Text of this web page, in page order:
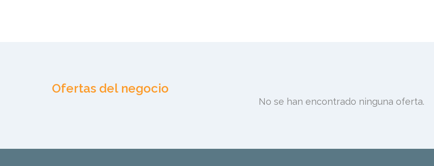
Ofertas del negocio
No se han encontrado ninguna oferta.